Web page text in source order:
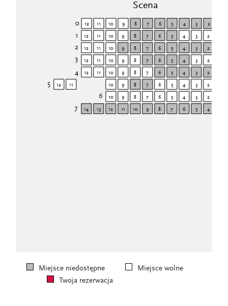
3
1
2
6
4
7
5
Scena
0
4
5
6
7
8
9
10
11
12
13
14
2
3
4
5
6
7
8
9
10
12 11 10 9 8 7 6 5 4 3 2
2
3
4
5
6
7
8
9
10
11
12
2
3
4
5
6
7
8
9
10
11
12
2
3
4
5
6
7
8
9
10
11
12
2
3
4
5
6
7
8
9
10
11
12
2
3
4
5
6
7
8
9
10
11
12
Miejsce niedostępne
Miejsce wolne
Twoja rezerwacja